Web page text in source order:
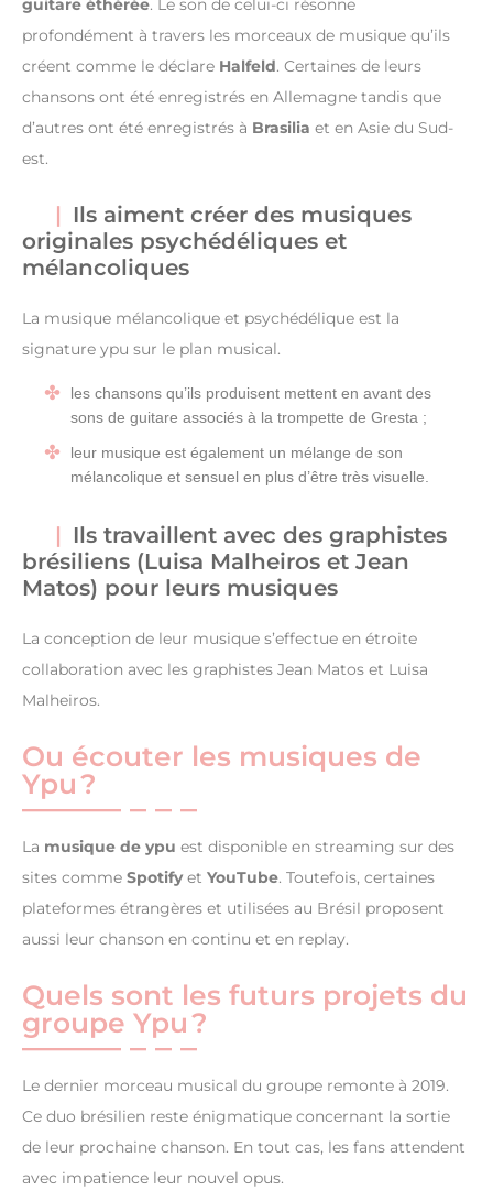
guitare éthérée. Le son de celui-ci résonne
profondément à travers les morceaux de musique qu’ils
créent comme le déclare Halfeld. Certaines de leurs
chansons ont été enregistrés en Allemagne tandis que
d’autres ont été enregistrés à Brasilia et en Asie du Sud-
est.
Ils aiment créer des musiques
originales psychédéliques et
mélancoliques
La musique mélancolique et psychédélique est la
signature ypu sur le plan musical.
les chansons qu’ils produisent mettent en avant des
sons de guitare associés à la trompette de Gresta ;
leur musique est également un mélange de son
mélancolique et sensuel en plus d’être très visuelle.
Ils travaillent avec des graphistes
brésiliens (Luisa Malheiros et Jean
Matos) pour leurs musiques
La conception de leur musique s’effectue en étroite
collaboration avec les graphistes Jean Matos et Luisa
Malheiros.
Ou écouter les musiques de
Ypu ?
La musique de ypu est disponible en streaming sur des
sites comme Spotifyet YouTube. Toutefois, certaines
plateformes étrangères et utilisées au Brésil proposent
aussi leur chanson en continu et en replay.
Quels sont les futurs projets du
groupe Ypu ?
Le dernier morceau musical du groupe remonte à 2019.
Ce duo brésilien reste énigmatique concernant la sortie
de leur prochaine chanson. En tout cas, les fans attendent
avec impatience leur nouvel opus.